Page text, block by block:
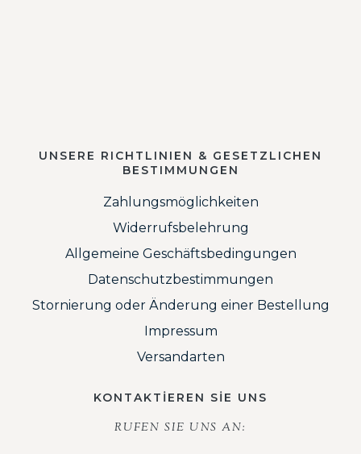
UNSERE RICHTLINIEN & GESETZLICHEN
BESTIMMUNGEN
Zahlungsmöglichkeiten
Widerrufsbelehrung
Allgemeine Geschäftsbedingungen
Datenschutzbestimmungen
Stornierung oder Änderung einer Bestellung
Impressum
Versandarten
KONTAKTİEREN SİE UNS
RUFEN SIE UNS AN: